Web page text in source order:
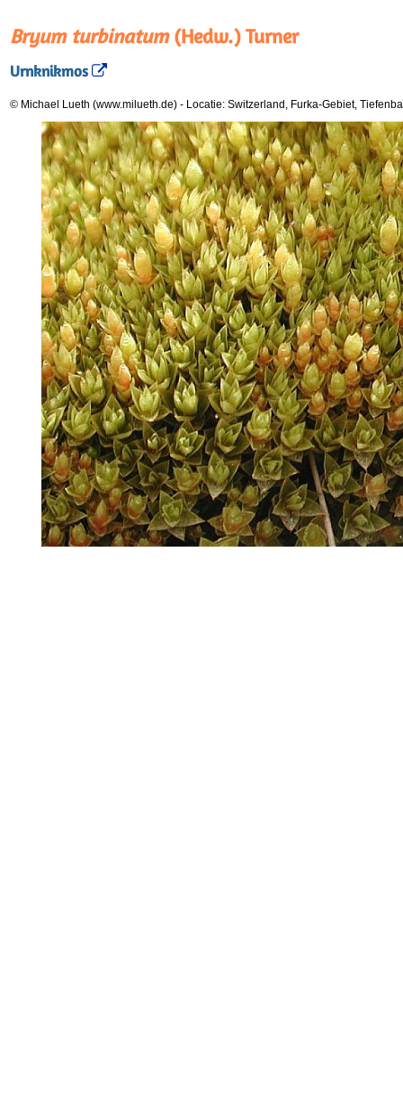
Bryum turbinatum(Hedw.) Turner
Urnknikmos
© Michael Lueth (www.milueth.de) - Locatie: Switzerland, Furka-Gebiet,